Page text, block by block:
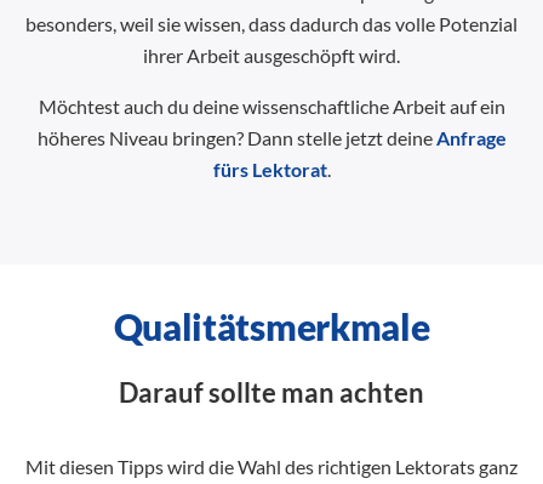
besonders, weil sie wissen, dass dadurch das volle Potenzial
ihrer Arbeit ausgeschöpft wird.
Möchtest auch du deine wissenschaftliche Arbeit auf ein
höheres Niveau bringen? Dann stelle jetzt deineAnfrage
fürs Lektorat.
Qualitätsmerkmale
Darauf sollte man achten
Mit diesen Tipps wird die Wahl des richtigen Lektorats ganz